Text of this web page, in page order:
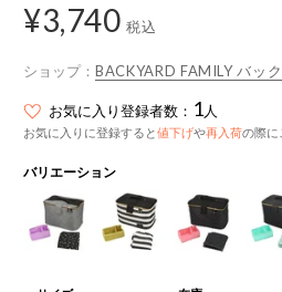
¥3,740 税込
ショップ： BACKYARD FAMILY バッ
お気に入り登録者数： 1人
お気に入りに登録すると値下げや再入荷の際に
バリエーション